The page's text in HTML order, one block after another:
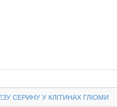
СЕРИНУ У КЛІТИНАХ ГЛІОМИ